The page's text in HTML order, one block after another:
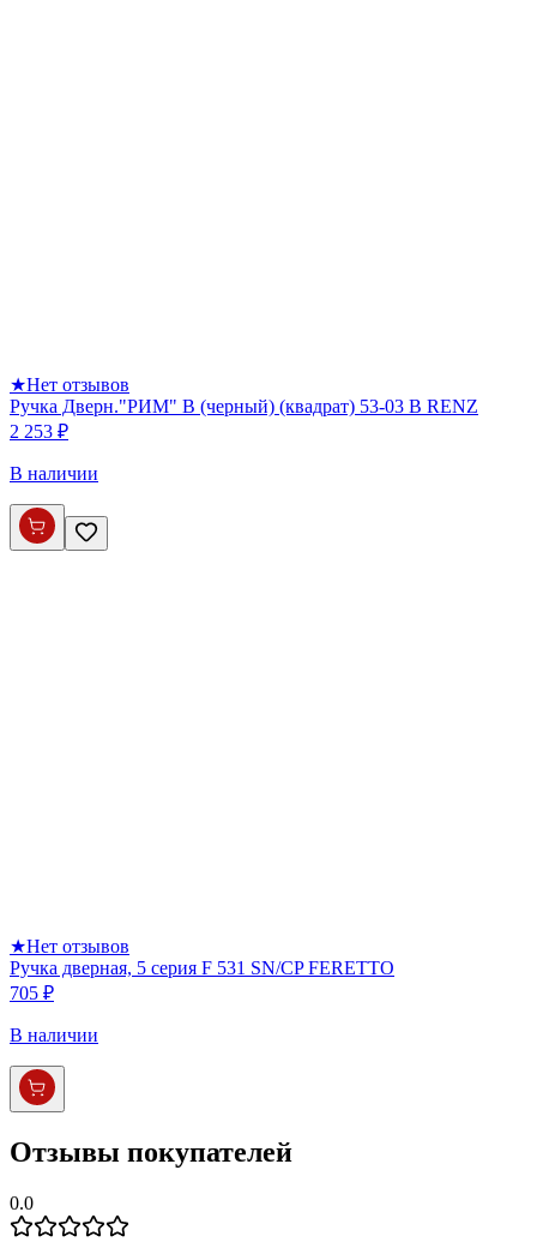
★Нет отзывов
Ручка Дверн."РИМ" B (черный) (квадрат) 53-03 В RENZ
2 253 ₽
В наличии
★Нет отзывов
Ручка дверная, 5 серия F 531 SN/CP FERETTO
705 ₽
В наличии
Отзывы покупателей
0.0